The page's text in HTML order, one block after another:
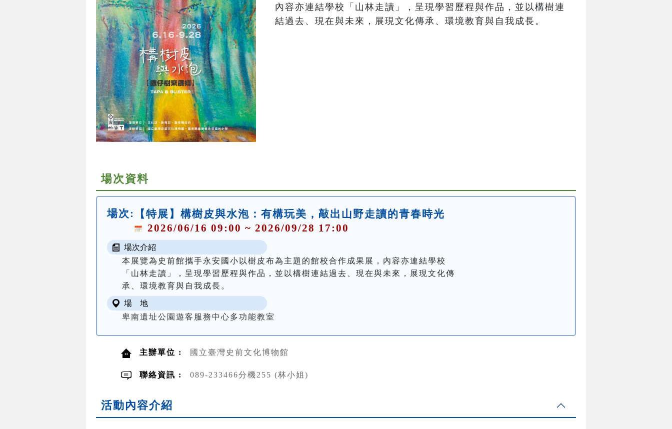
內容亦連結學校「山林走讀」，呈現學習歷程與作品，並以構樹連
結過去、現在與未來，展現文化傳承、環境教育與自我成長。
場次資料
場次:
【特展】構樹皮與水泡：有構玩美，敲出山野走讀的青春時光
2026/06/16 09:00 ~ 2026/09/28 17:00
場次介紹
本展覽為史前館攜手永安國小以樹皮布為主題的館校合作成果展，內容亦連結學校
「山林走讀」，呈現學習歷程與作品，並以構樹連結過去、現在與未來，展現文化傳
承、環境教育與自我成長。
場 地
卑南遺址公園遊客服務中心多功能教室
主辦單位 : 國立臺灣史前文化博物館
聯絡資訊 : 089-233466分機255 (林小姐)
活動內容介紹